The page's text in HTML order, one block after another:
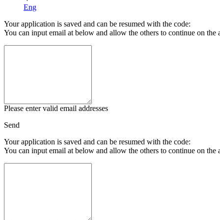
Eng
Your application is saved and can be resumed with the code:
You can input email at below and allow the others to continue on the
Please enter valid email addresses
Send
Your application is saved and can be resumed with the code:
You can input email at below and allow the others to continue on the